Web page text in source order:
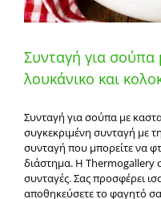
Συνταγή για σούπα
λουκάνικο και
Συνταγή για σούπα με
συγκεκριμένη συνταγή με
συνταγή που μπορείτε να
διάστημα. Η Thermogallery
συνταγές. Σας προσφέρει
αποθηκεύσετε το φαγητό